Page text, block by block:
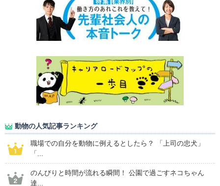
動物の人気記事ランキング
職場での自分を動物に例えるとしたら？ 「上司の忠犬」
「...
のんびりと時間が流れる瞬間！ 公園で過ごすネコちゃん
達...